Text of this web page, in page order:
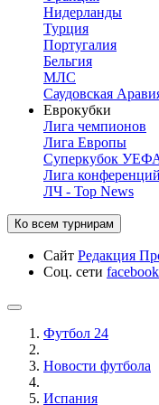
Нидерланды
Турция
Португалия
Бельгия
МЛС
Саудовская
Еврокубки
Лига чемпионов
Лига Европы
Суперкубок
Лига конференций
ЛЧ - Top News
Ко всем турнирам
Сайт Редакция
Соц. сети facebook
Футбол 24
Новости футбола
Испания